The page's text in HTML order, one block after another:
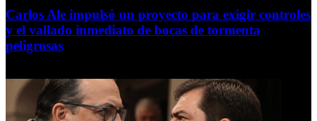
Carlos Ale impulsó un proyecto para exigir controles
y el vallado inmediato de bocas de tormenta
peligrosas